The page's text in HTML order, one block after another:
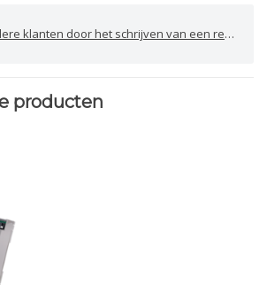
klanten door het schrijven van een review
producten